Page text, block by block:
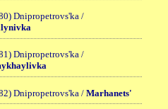
Dnipropetrovs'ka /
Dnipropetrovs'ka /
Dnipropetrovs'ka / Marhanets'